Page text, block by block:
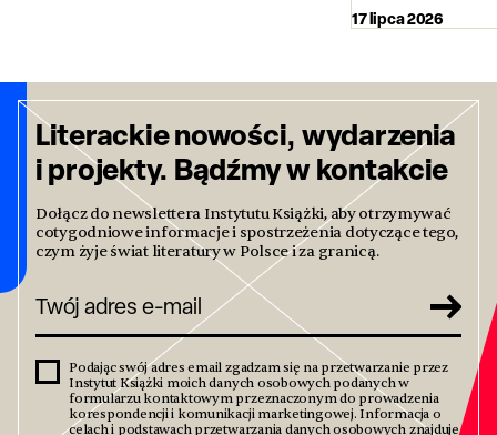
17 lipca 2026
Literackie nowości, wydarzenia
i projekty. Bądźmy w kontakcie
Dołącz do newslettera Instytutu Książki, aby otrzymywać
cotygodniowe informacje i spostrzeżenia dotyczące tego,
czym żyje świat literatury w Polsce i za granicą.
Podając swój adres email zgadzam się na przetwarzanie przez
Instytut Książki moich danych osobowych podanych w
formularzu kontaktowym przeznaczonym do prowadzenia
korespondencji i komunikacji marketingowej. Informacja o
celach i podstawach przetwarzania danych osobowych znajduje